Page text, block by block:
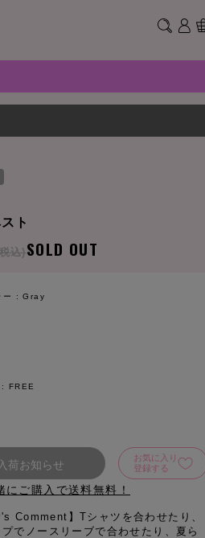
ト
込)SOLD OUT
ー :Gray
: FREE
荷お知らせ
お気に入り
登録する
にご購入で送料無料！
Comment】Tシャツを合わせたり、
でノースリーブで合わせたり、夏ら